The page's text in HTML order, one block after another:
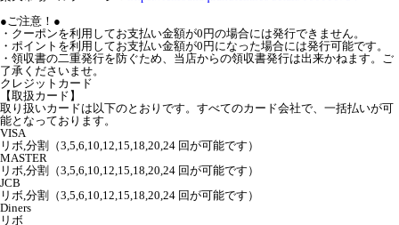
●ご注意！●
・クーポンを利用してお支払い金額が0円の場合には発行できません。
・ポイントを利用してお支払い金額が0円になった場合には発行可能です。
・領収書の二重発行を防ぐため、当店からの領収書発行は出来かねます。ご
了承くださいませ。
クレジットカード
【取扱カード】
取り扱いカードは以下のとおりです。すべてのカード会社で、一括払いが可
能となっております。
VISA
リボ,分割（3,5,6,10,12,15,18,20,24 回が可能です）
MASTER
リボ,分割（3,5,6,10,12,15,18,20,24 回が可能です）
JCB
リボ,分割（3,5,6,10,12,15,18,20,24 回が可能です）
Diners
リボ